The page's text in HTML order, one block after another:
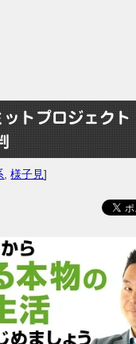
ットプロジェク
,様子見]